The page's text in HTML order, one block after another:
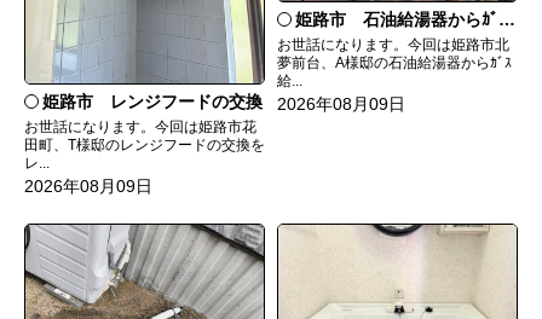
姫路市 レンジフードの交換
お世話になります。今回は姫路市花
田町、T様邸のレンジフードの交換を
レ...
2026年08月09日
姫路市 石油給湯器からｶﾞｽ給湯器へ取替
お世話になります。今回は姫路市北
夢前台、A様邸の石油給湯器からｶﾞｽ
給...
2026年08月09日